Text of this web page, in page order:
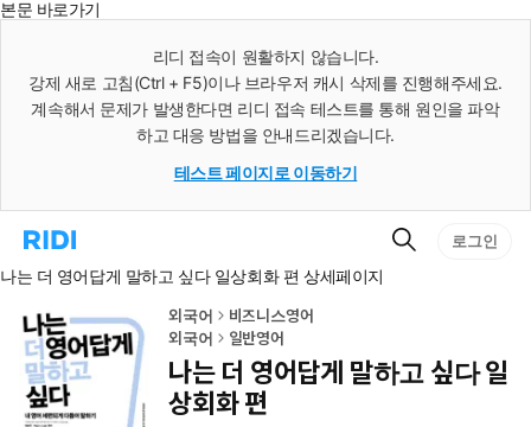
본문 바로가기
리디 접속이 원활하지 않습니다.
강제 새로 고침(Ctrl + F5)이나 브라우저 캐시 삭제를 진행해주세요.
계속해서 문제가 발생한다면 리디 접속 테스트를 통해 원인을 파악
하고 대응 방법을 안내드리겠습니다.
테스트 페이지로 이동하기
리
홈
로
이
동
검
색
로그인
나는 더 영어답게 말하고 싶다 일상회화 편 상세페이지
외국어
비즈니스영어
외국어
일반영어
나는 더 영어답게 말하고 싶다 일
상회화 편